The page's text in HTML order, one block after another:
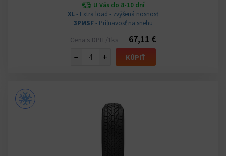
U Vás do 8-10 dní
XL- Extra load - zvýšená nosnosť
3PMSF- Priľnavosť na snehu
Cena s DPH /1ks
67,11 €
−
+ KÚPIŤ